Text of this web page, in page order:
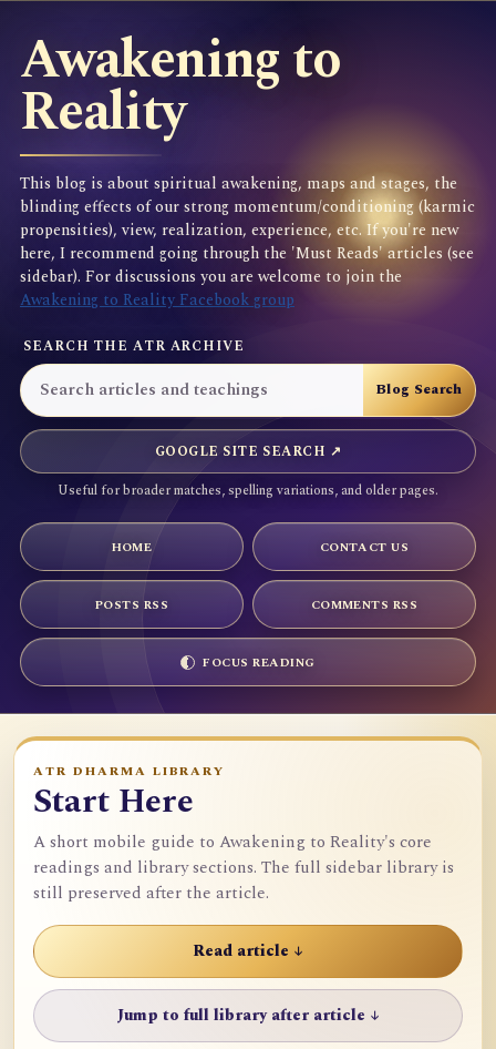
Awakening to
Reality
This blog is about spiritual awakening, maps and stages, the
blinding effects of our strong momentum/conditioning (karmic
propensities), view, realization, experience, etc. If you're new
here, I recommend going through the 'Must Reads' articles (see
sidebar). For discussions you are welcome to join the
Awakening to Reality Facebook group
SEARCH THE ATR ARCHIVE
GOOGLE SITE SEARCH ↗
Useful for broader matches, spelling variations, and older pages.
HOME CONTACT US
POSTS RSS COMMENTS RSS
FOCUS READING
ATR DHARMA LIBRARY
Start Here
A short mobile guide to Awakening to Reality's core
readings and library sections. The full sidebar library is
still preserved after the article.
Read article ↓
Jump to full library after article ↓